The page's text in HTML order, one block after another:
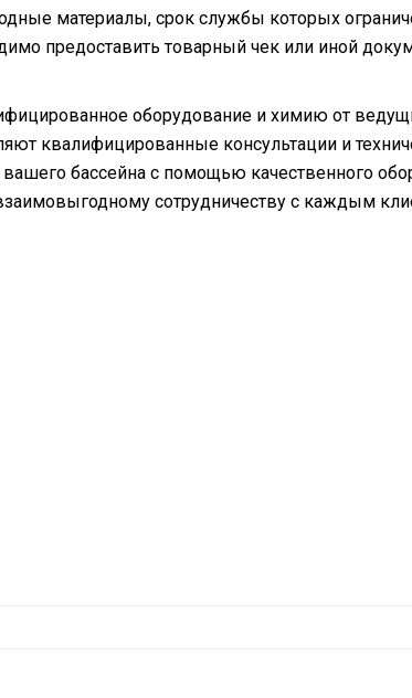
материалы, срок службы которых
предоставить товарный чек или иной
оборудование и химию от
квалифицированные консультации и
бассейна с помощью качественного
сотрудничеству с каждым